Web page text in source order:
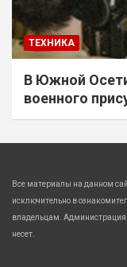
ТЕХНИКА
В Южной
военного
Все материалы на данном
исключительно в
владельцам. Администрация
несет.